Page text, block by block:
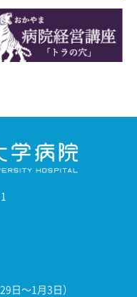
日～1月3日）